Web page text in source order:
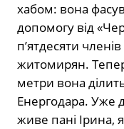
хабом: вона
допомогу від
п’ятдесяти
житомирян. Тепер
метри вона
Енергодара. Уже
живе пані Ірина,